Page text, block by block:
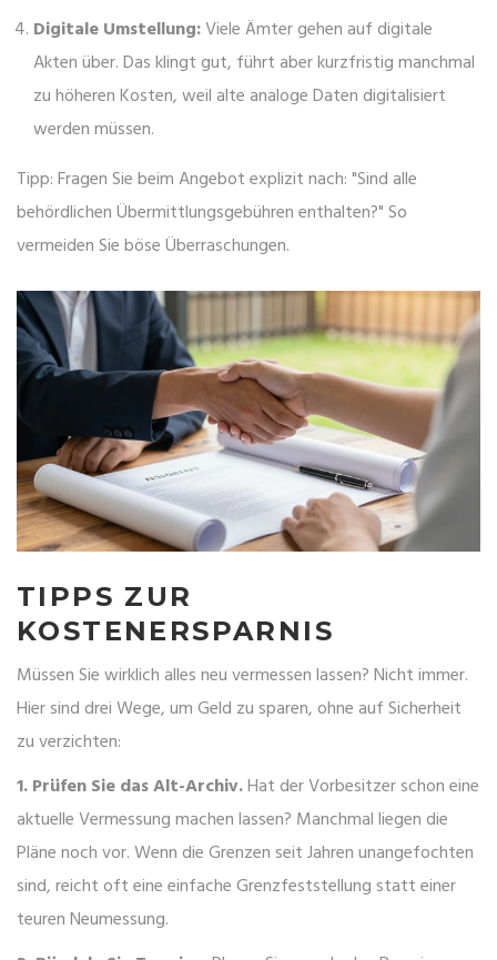
Digitale Umstellung:Viele Ämter gehen auf digitale
Akten über. Das klingt gut, führt aber kurzfristig manchmal
zu höheren Kosten, weil alte analoge Daten digitalisiert
werden müssen.
Tipp: Fragen Sie beim Angebot explizit nach: "Sind alle
behördlichen Übermittlungsgebühren enthalten?" So
vermeiden Sie böse Überraschungen.
TIPPS ZUR
KOSTENERSPARNIS
Müssen Sie wirklich alles neu vermessen lassen? Nicht immer.
Hier sind drei Wege, um Geld zu sparen, ohne auf Sicherheit
zu verzichten:
1. Prüfen Sie das Alt-Archiv.Hat der Vorbesitzer schon eine
aktuelle Vermessung machen lassen? Manchmal liegen die
Pläne noch vor. Wenn die Grenzen seit Jahren unangefochten
sind, reicht oft eine einfacheGrenzfeststellung statt einer
teuren Neumessung.